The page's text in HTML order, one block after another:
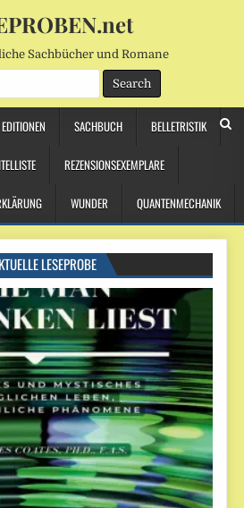
Sachbücher und Romane
EDITIONEN SACHBUCH BELLETRISTIK
REZENSIONSEXEMPLARE
WUNDER QUANTENMECHANIK
LESEPROBE